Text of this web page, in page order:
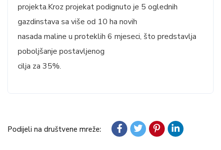
projekta.Kroz projekat podignuto je 5 oglednih
gazdinstava sa više od 10 ha novih
nasada maline u proteklih 6 mjeseci, što predstavlja
poboljšanje postavljenog
cilja za 35%.
Podijeli na društvene mreže: